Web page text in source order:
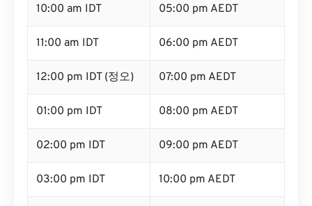
10:00 am IDT 05:00 pm AEDT
11:00 am IDT 06:00 pm AEDT
12:00 pm IDT (정오) 07:00 pm AEDT
01:00 pm IDT 08:00 pm AEDT
02:00 pm IDT 09:00 pm AEDT
03:00 pm IDT 10:00 pm AEDT